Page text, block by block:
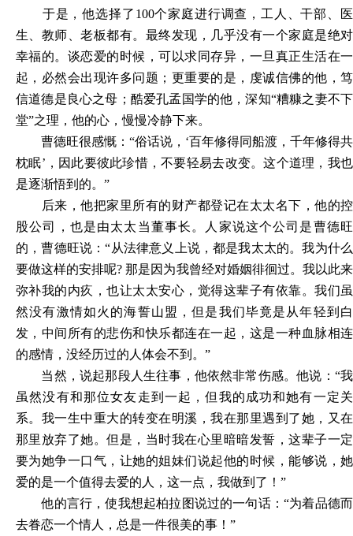
于是，他选择了 100个家庭进行调查，工人、干部、医
生、教师、老板都有。最终发现，几乎没有一个家庭是绝对
幸福的。谈恋爱的时候，可以求同存异，一旦真正生活在一
起，必然会出现许多问题；更重要的是，虔诚信佛的他，笃
信道德是良心之母；酷爱孔孟国学的他，深知“糟糠之妻不下
堂”之理，他的心，慢慢冷静下来。
曹德旺很感慨： “俗话说，‘百年修得同船渡，千年修得共
枕眠’，因此要彼此珍惜，不要轻易去改变。这个道理，我也
是逐渐悟到的。”
后来，他把家里所有的财产都登记在太太名下，他的控
股公司，也是由太太当董事长。人家说这个公司是曹德旺
的，曹德旺说：“从法律意义上说，都是我太太的。我为什么
要做这样的安排呢? 那是因为我曾经对婚姻徘徊过。我以此来
弥补我的内疚，也让太太安心，觉得这辈子有依靠。我们虽
然没有激情如火的海誓山盟，但是我们毕竟是从年轻到白
发，中间所有的悲伤和快乐都连在一起，这是一种血脉相连
的感情，没经历过的人体会不到。”
当然，说起那段人生往事，他依然非常伤感。他说： “我
虽然没有和那位女友走到一起，但我的成功和她有一定关
系。我一生中重大的转变在明溪，我在那里遇到了她，又在
那里放弃了她。但是，当时我在心里暗暗发誓，这辈子一定
要为她争一口气，让她的姐妹们说起他的时候，能够说，她
爱的是一个值得去爱的人，这一点，我做到了！”
他的言行，使我想起柏拉图说过的一句话：“为着品德而
去眷恋一个情人，总是一件很美的事！”